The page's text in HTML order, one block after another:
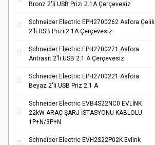
Bronz 2'li USB Prizi 2.1A Çerçevesiz
Schneider Electric EPH2700262 Asfora Çelik
2'li USB Prizi 2.1A Çerçevesiz
Schneider Electric EPH2700271 Asfora
Antrasit 2'li USB 2.1 A Çerçevesiz
Schneider Electric EPH2700221 Asfora
Beyaz 2'li USB Priz 2.1 A
Schneider Electric EVB4S22NC0 EVLİNK
22kW ARAÇ ŞARJ İSTASYONU KABLOLU
1P+N/3P+N
Schneider Electric EVH2S22P02K Evlink